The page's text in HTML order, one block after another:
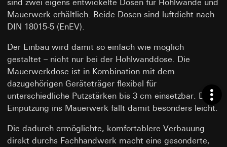
sind zwei eigens entwickelte Dosen für Hohlwände und
Mauerwerk erhältlich. Beide Dosen sind luftdicht nach
DIN 18015-5 (EnEV).
Der Einbau wird damit so einfach wie möglich
gestaltet – nicht nur bei der Hohlwanddose. Die
Mauerwerkdose ist in Kombination mit dem
dazugehörigen Geräteträger flexibel für
unterschiedliche Putzstärken bis 3 cm einsetzbar. Die
Einputzung ins Mauerwerk fällt damit besonders leicht.
Die dadurch ermöglichte, komfortablere Verbauung
direkt durchs Fachhandwerk macht eine gesonderte,